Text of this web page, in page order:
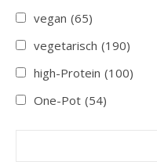
vegan (65)
vegetarisch (190)
high-Protein (100)
One-Pot (54)